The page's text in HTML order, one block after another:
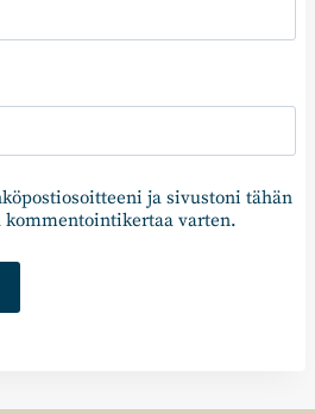
ja sivustoni tähän
kommentointikertaa varten.